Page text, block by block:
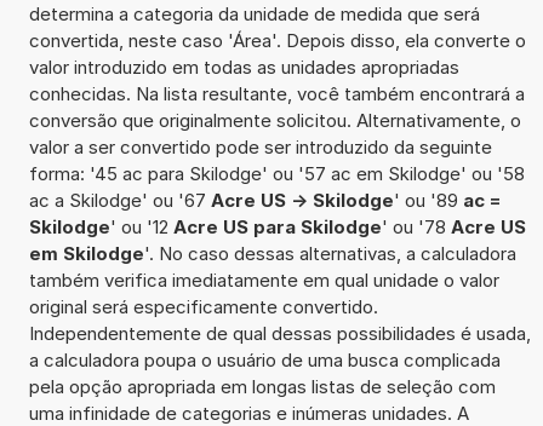
determina a categoria da unidade de medida que será
convertida, neste caso 'Área'. Depois disso, ela converte o
valor introduzido em todas as unidades apropriadas
conhecidas. Na lista resultante, você também encontrará a
conversão que originalmente solicitou. Alternativamente, o
valor a ser convertido pode ser introduzido da seguinte
forma: '45 ac para Skilodge' ou '57 ac em Skilodge' ou '58
ac a Skilodge' ou '67 Acre US -> Skilodge' ou '89 ac =
Skilodge' ou '12 Acre US para Skilodge' ou '78 Acre US
em Skilodge'. No caso dessas alternativas, a calculadora
também verifica imediatamente em qual unidade o valor
original será especificamente convertido.
Independentemente de qual dessas possibilidades é usada,
a calculadora poupa o usuário de uma busca complicada
pela opção apropriada em longas listas de seleção com
uma infinidade de categorias e inúmeras unidades. A